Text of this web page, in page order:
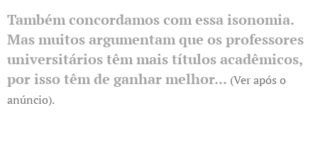
Também concordamos com essa isonomia.
Mas muitos argumentam que os professores
universitários têm mais títulos acadêmicos,
por isso têm de ganhar melhor... (Ver após o
anúncio).